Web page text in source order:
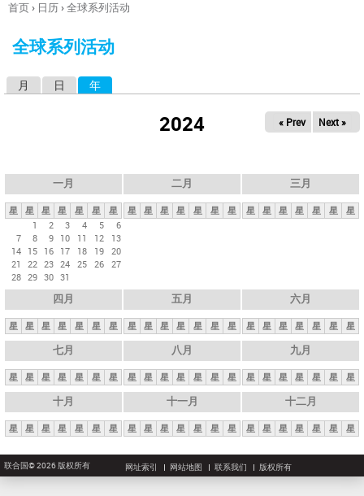
你
这
首页› 日历›全球系列活动
全球系列活动
月 日 年
2024 « Prev Next »
一月
星 星 星 星 星 星
星
1
2 3 4 5
6
7
8 9 10 11 12
13
14 15 16 17 18 19 20
21
22 23 24 25 26 27
28 29 30 31
二月
星 星 星 星 星 星 星
三月
星 星 星 星 星 星 星
四月
星 星 星 星 星 星 星
五月
星 星 星 星 星 星 星
六月
星 星 星 星 星 星 星
七月
星 星 星 星 星 星 星
八月
星 星 星 星 星 星 星
九月
星 星 星 星 星 星 星
十月
星 星 星 星 星 星 星
十一月
星 星 星 星 星 星 星
十二月
星 星 星 星 星 星 星
联合国© 2026 版权所有 网址索引 网站地图 联系我们 版权所有